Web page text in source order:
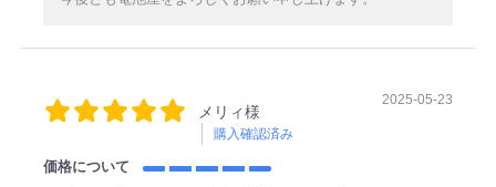
メリィ様
購入確認済み
2025-05-23
価格について